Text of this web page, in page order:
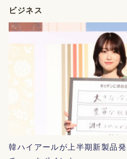
ビジネス
韓ハイアールが上半期新製品